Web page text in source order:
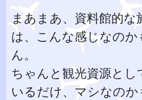
まあまあ、資料館的な
は、こんな感じなの
ん。
ちゃんと観光資源とし
いるだけ、マシなの